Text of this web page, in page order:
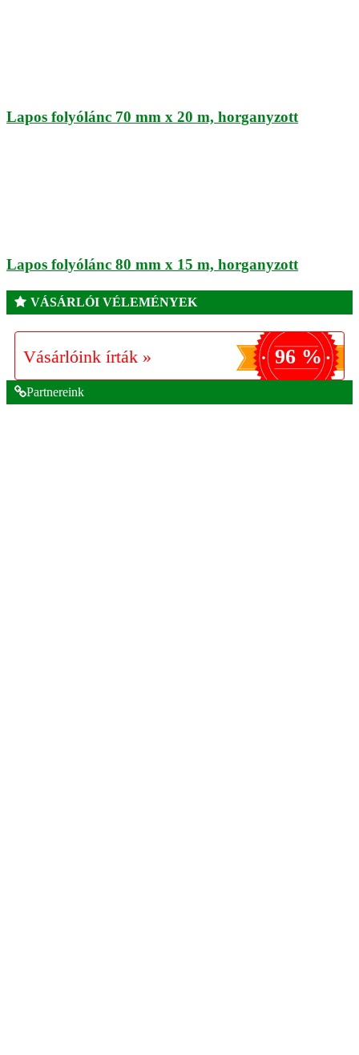
Lapos folyólánc 70 mm x 20 m, horganyzott
Lapos folyólánc 80 mm x 15 m, horganyzott
VÁSÁRLÓI VÉLEMÉNYEK
Vásárlóink írták » 96 %
Partnereink